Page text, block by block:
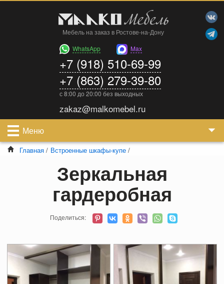
Мебель на заказ в Ростове-на-Дону
WhatsApp
Max
+7 (918) 510-69-99
+7 (863) 279-39-80
с 8:00 до 20:00 без выходных
zakaz@malkomebel.ru
Меню
Главная / Встроенные шкафы-купе /
Зеркальная
гардеробная
Поделиться: